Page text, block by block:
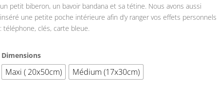
un petit biberon, un bavoir bandana et sa tétine. Nous avons aussi
inséré une petite poche intérieure afin d’y ranger vos effets personnels
: téléphone, clés, carte bleue.
Dimensions
Maxi ( 20x50cm) Médium (17x30cm)